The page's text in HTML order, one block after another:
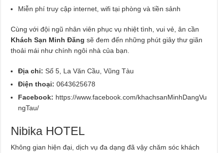
Miễn phí truy cập internet, wifi tại phòng và tiền sảnh
Cùng với đội ngũ nhân viên phục vụ nhiệt tình, vui vẻ, ân cần
Khách Sạn Minh Đăngsẽ đem đến những phút giây thư giãn
thoải mái như chính ngôi nhà của bạn.
Địa chỉ:Số 5, La Văn Cầu, Vũng Tàu
Điện thoại:0643625678
Facebook: https://www.facebook.com/khachsanMinhDangVu
ngTau/
Nibika HOTEL
Không gian hiện đại, dịch vụ đa dạng đã vậy chăm sóc khách